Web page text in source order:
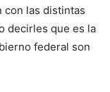
con las distintas
decirles que es la
federal son